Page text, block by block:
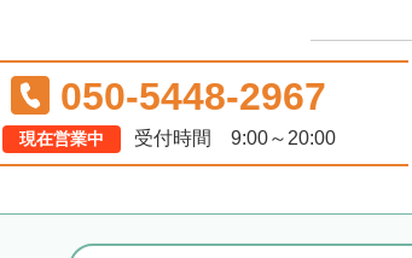
050-5448-2967
現在営業中 受付時間 9:00～20:00